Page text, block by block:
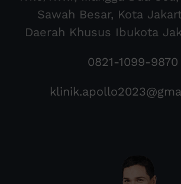
Sawah Besar, Kota
Daerah Khusus Ibukota
0821-1099-9870